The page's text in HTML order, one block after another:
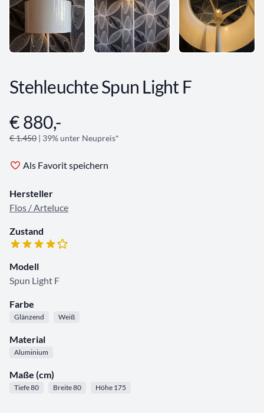
Stehleuchte Spun Light F
Angebotsinformationen
€ 880,-
€ 1.450 | 39% unter Neupreis*
Als Favorit speichern
Hersteller
Flos / Arteluce
Zustand
Modell
Spun Light F
Farbe
Glänzend Weiß
Material
Aluminium
Maße (cm)
Tiefe 80 Breite 80 Höhe 175